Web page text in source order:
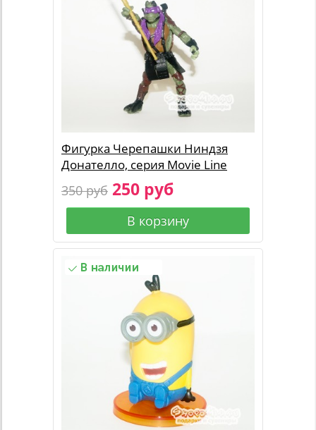
Фигурка Черепашки Ниндзя
Донателло, серия Movie Line
350 руб 250 руб
В корзину